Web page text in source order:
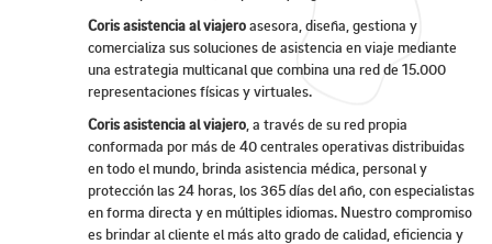
Coris asistencia al viajeroasesora, diseña, gestiona y
comercializa sus soluciones de asistencia en viaje mediante
una estrategia multicanal que combina una red de 15.000
representaciones físicas y virtuales.
Coris asistencia al viajero , a través de su red propia
conformada por más de 40 centrales operativas distribuidas
en todo el mundo, brinda asistencia médica, personal y
protección las 24 horas, los 365 días del año, con especialistas
en forma directa y en múltiples idiomas. Nuestro compromiso
es brindar al cliente el más alto grado de calidad, eficiencia y